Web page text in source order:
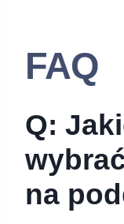
FAQ
Q:
na